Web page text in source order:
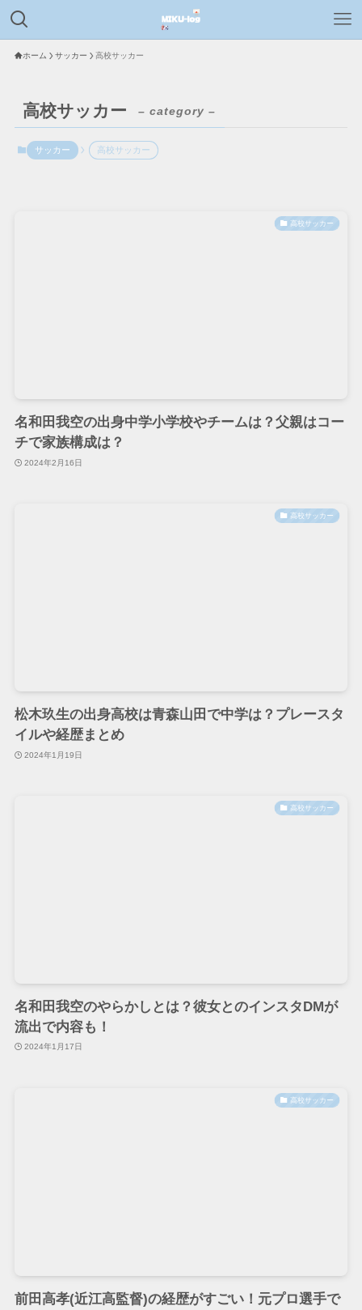
ホーム サッカー 高校サッカー
高校サッカー – category –
サッカー 高校サッカー
高校サッカー
名和田我空の出身中学小学校やチームは？父親はコー
チで家族構成は？
2024年2月16日
高校サッカー
松木玖生の出身高校は青森山田で中学は？プレースタ
イルや経歴まとめ
2024年1月19日
高校サッカー
名和田我空のやらかしとは？彼女とのインスタDMが
流出で内容も！
2024年1月17日
高校サッカー
前田高孝(近江高監督)の経歴がすごい！元プロ選手で